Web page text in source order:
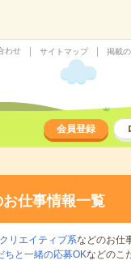
わせ サイトマップ 掲載
会員登録
仕事情報一覧
クリエイティブ系などのお仕
ちと一緒の応募OKなどのこ